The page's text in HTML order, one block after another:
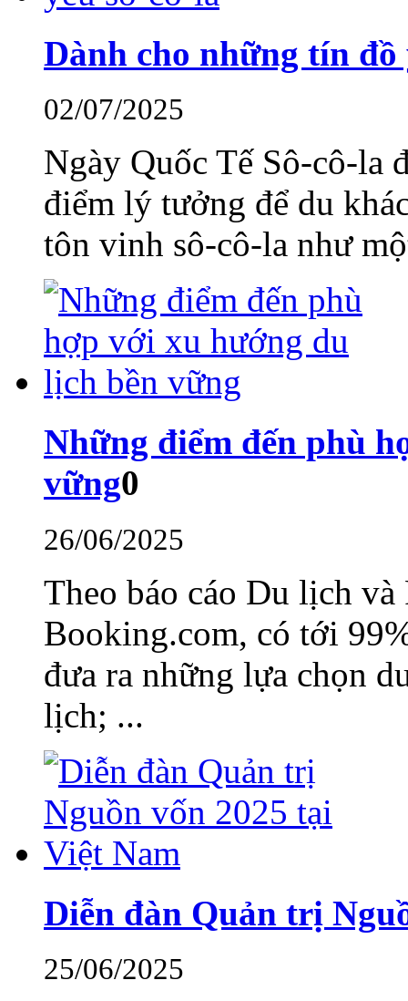
Dành cho những tín đồ
02/07/2025
Ngày Quốc Tế Sô-cô-la
điểm lý tưởng để du
tôn vinh sô-cô-la như
Những điểm đến phù
vững0
26/06/2025
Theo báo cáo Du lịch
Booking.com, có tới
đưa ra những lựa chọn
lịch; ...
Diễn đàn Quản trị
25/06/2025